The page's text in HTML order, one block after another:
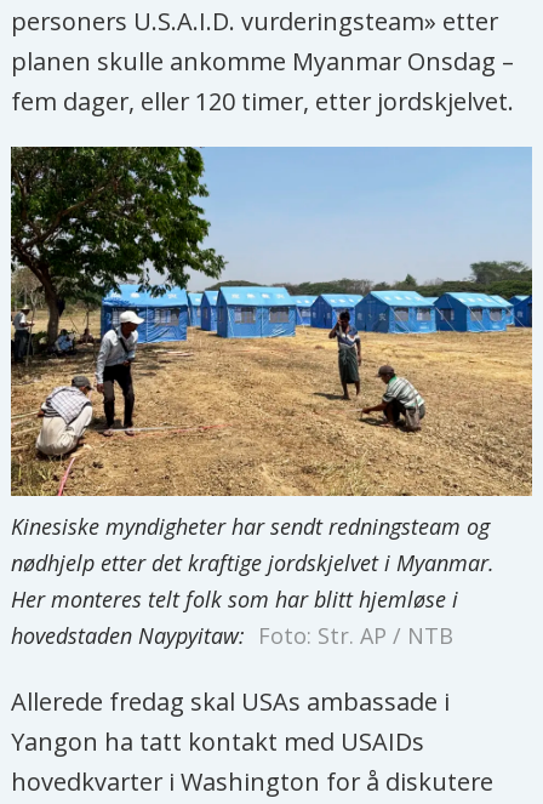
personers U.S.A.I.D. vurderingsteam» etter
planen skulle ankomme Myanmar Onsdag –
fem dager, eller 120 timer, etter jordskjelvet.
Kinesiske myndigheter har sendt redningsteam og
nødhjelp etter det kraftige jordskjelvet i Myanmar.
Her monteres telt folk som har blitt hjemløse i
hovedstaden Naypyitaw: Foto: Str. AP / NTB
Allerede fredag skal USAs ambassade i
Yangon ha tatt kontakt med USAIDs
hovedkvarter i Washington for å diskutere